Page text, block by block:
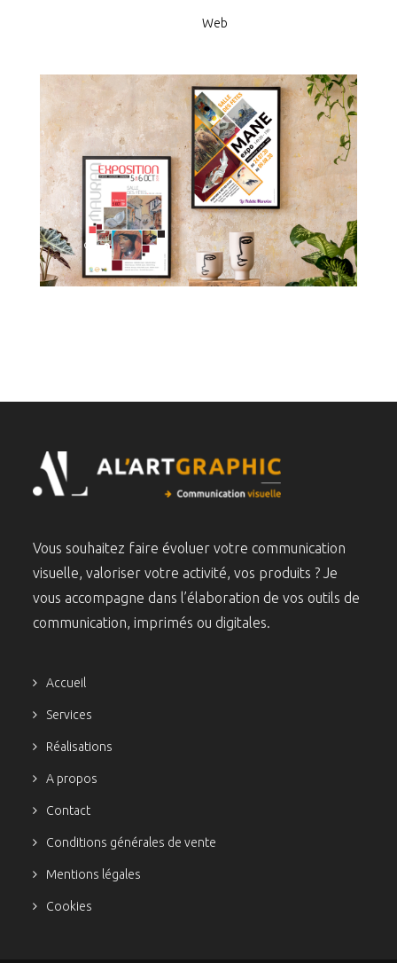
Web
0
Vous souhaitez faire évoluer votre communication
visuelle, valoriser votre activité, vos produits ? Je
vous accompagne dans l’élaboration de vos outils de
communication, imprimés ou digitales.
Accueil
Services
Réalisations
A propos
Contact
Conditions générales de vente
Mentions légales
Cookies